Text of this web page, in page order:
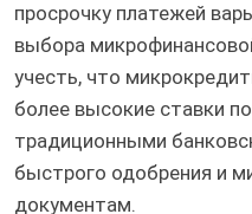
просрочку платежей
выбора
учесть, что
более высокие ставки
традиционными
быстрого одобрения и
документам.